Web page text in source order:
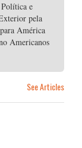
e
pela
América
Americanos
See Articles